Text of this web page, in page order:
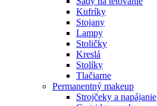
Kufríky
Stojany
Lampy
Stoličky
Kreslá
Stolíky
Tlačiarne
Permanentný makeup
Strojčeky a napájanie